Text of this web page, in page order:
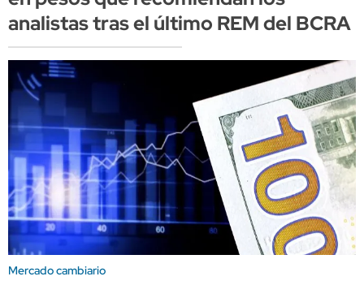
analistas tras el último REM del BCRA
Mercado cambiario